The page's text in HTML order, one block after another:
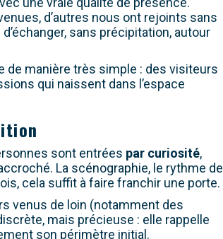
d’autres nous ont rejoints sans
sans précipitation, autour
de manière très simple : des visiteurs
qui naissent dans l’espace
sont entrées par curiosité,
La scénographie, le rythme de
cela suffit à faire franchir une porte.
venus de loin (notamment des
mais précieuse : elle rappelle
son périmètre initial.